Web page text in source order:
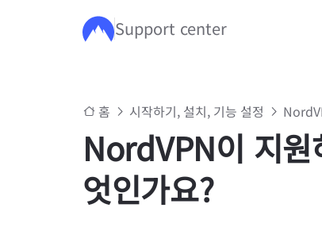
주요 콘텐츠로 건너뛰기
Support center
홈 시작하기, 설치, 기능 설정
NordVPN이 지원
엇인가요?